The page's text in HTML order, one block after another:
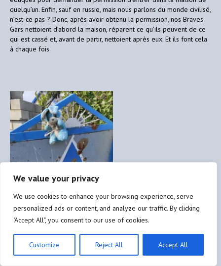
We value your privacy
We use cookies to enhance your browsing experience, serve
personalized ads or content, and analyze our traffic. By clicking
"Accept All", you consent to our use of cookies.
Customize Reject All Accept All
quelqu’un. Enfin, sauf en russie, mais nous parlons du monde civilisé,
n’est-ce pas ? Donc, après avoir obtenu la permission, nos Braves
Gars nettoient d’abord la maison, réparent ce qu’ils peuvent de ce
qui est cassé et, avant de partir, nettoient après eux. Et ils font cela
à chaque fois.